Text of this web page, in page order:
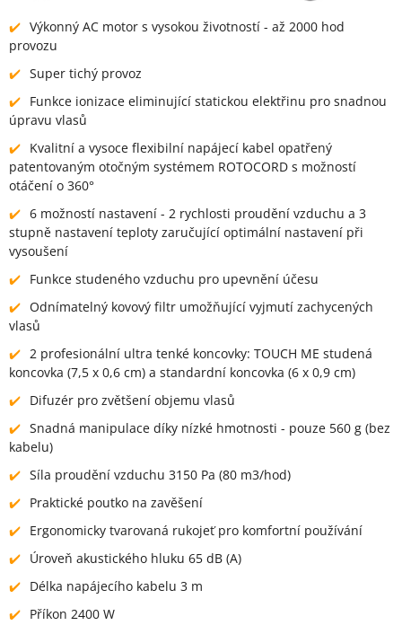
Výkonný AC motor s vysokou životností - až 2000 hod
provozu
Super tichý provoz
Funkce ionizace eliminující statickou elektřinu pro snadnou
úpravu vlasů
Kvalitní a vysoce flexibilní napájecí kabel opatřený
patentovaným otočným systémem ROTOCORD s možností
otáčení o 360°
6 možností nastavení - 2 rychlosti proudění vzduchu a 3
stupně nastavení teploty zaručující optimální nastavení při
vysoušení
Funkce studeného vzduchu pro upevnění účesu
Odnímatelný kovový filtr umožňující vyjmutí zachycených
vlasů
2 profesionální ultra tenké koncovky: TOUCH ME studená
koncovka (7,5 x 0,6 cm) a standardní koncovka (6 x 0,9 cm)
Difuzér pro zvětšení objemu vlasů
Snadná manipulace díky nízké hmotnosti - pouze 560 g (bez
kabelu)
Síla proudění vzduchu 3150 Pa (80 m3/hod)
Praktické poutko na zavěšení
Ergonomicky tvarovaná rukojeť pro komfortní používání
Úroveň akustického hluku 65 dB (A)
Délka napájecího kabelu 3 m
Příkon 2400 W